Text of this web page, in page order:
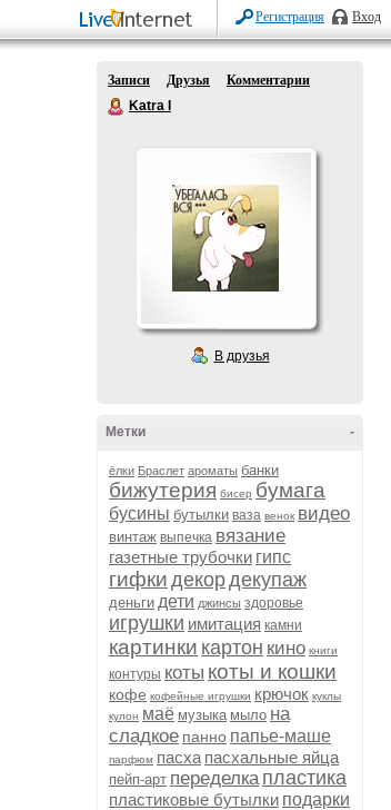
Регистрация Вход
Записи Друзья
Комментарии
Katra I
В друзья
-
Метки
ёлки Браслет ароматы банки
бижутерия бисер бумага
бусины бутылки ваза венок видео
винтаж выпечка вязание
газетные трубочки гипс
гифки декордекупаж
деньги дети джинсы здоровье
игрушки имитация камни
картинки картон кино книги
контуры коты коты и кошки
кофе кофейные игрушки крючок куклы
кулон маё музыка мыло на
сладкое панно папье-маше
парфюм пасха пасхальные яйца
пейп-арт переделка пластика
пластиковые бутылки подарки